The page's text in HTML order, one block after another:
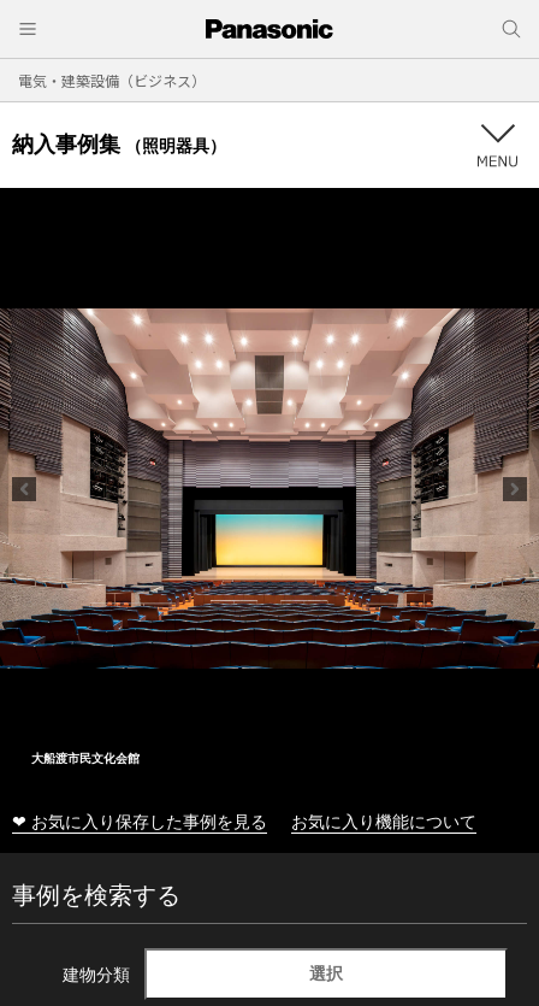
電気・建築設備（ビジネス）
納入事例集 （照明器具）
大船渡市民文化会館
❤ お気に入り保存した事例を見る お気に入り機能について
事例を検索する
建物分類 選択